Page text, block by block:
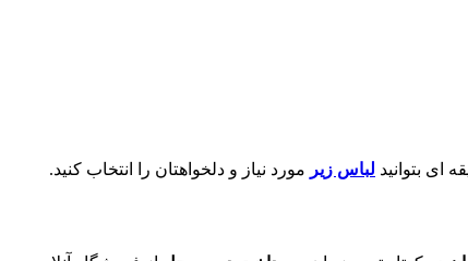
بتوانید لباس زیر مورد نیاز و دلخواهتان را انتخاب کنید.